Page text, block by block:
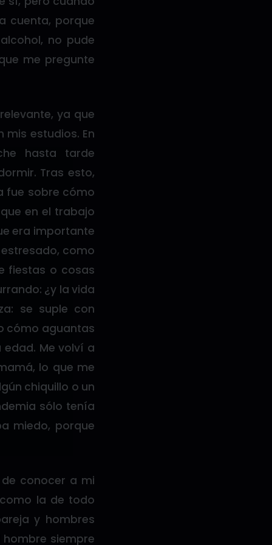
cuenta, porque
no pude
me pregunte
ya que
estudios. En
hasta tarde
Tras esto,
fue sobre cómo
en el trabajo
era importante
como
fiestas o cosas
¿y la vida
se suple con
cómo aguantas
Me volví a
lo que me
chiquillo o un
sólo tenía
miedo, porque
conocer a mi
la de todo
y hombres
siempre